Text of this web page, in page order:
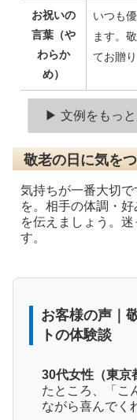
お祝いの
言葉（や
わらか
め）
いつも
ます。
てお贈
▶ 文例をもっ
敬老の日に気を
気持ちが一番大切で
を。相手の体調・好
を伝えましょう。迷
す。
お客様の声｜
トの体験談
30代女性（東京
たところ、「こ
ながら喜んでく